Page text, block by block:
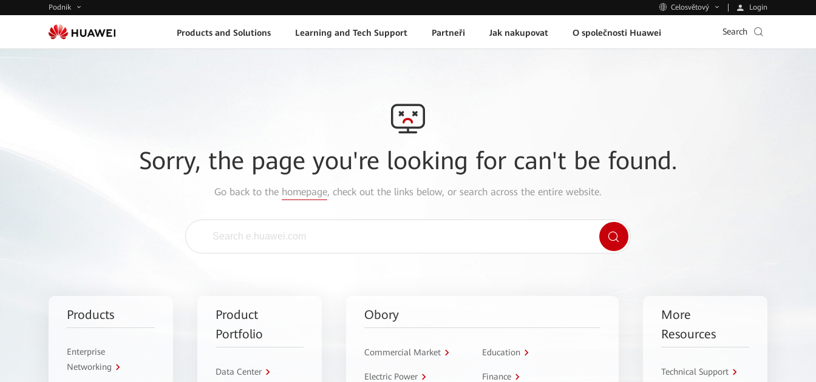
Podnik Celosvětový Login
Products and Solutions Learning and Tech Support Partneři Jak nakupovat O společnosti Huawei Search
Sorry, the page you're looking for can't be found.
Go back to the homepage, check out the links below, or search across the entire website.
Products
Enterprise
Networking
Product
Portfolio
Data Center
Obory
Commercial Market Education
Electric Power Finance
More
Resources
Technical Support